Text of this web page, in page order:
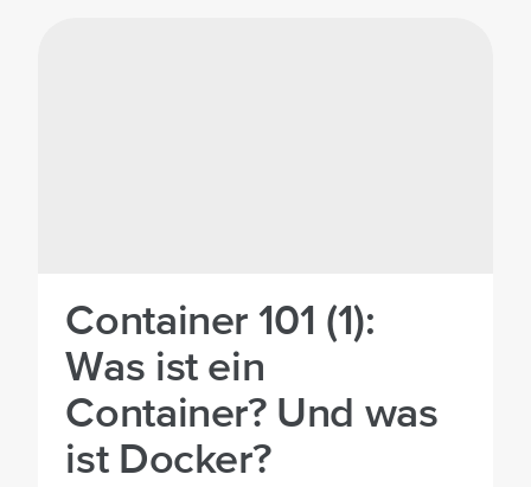
Container 101 (1):
Was ist ein
Container? Und was
ist Docker?